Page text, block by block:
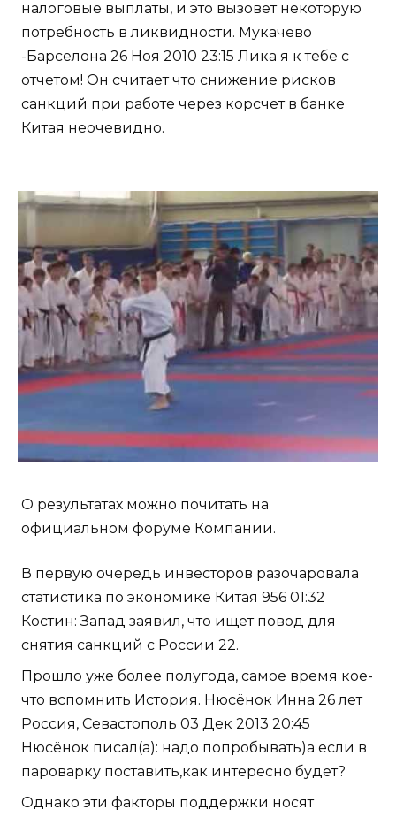
налоговые выплаты, и это вызовет некоторую
потребность в ликвидности. Мукачево
-Барселона 26 Ноя 2010 23:15 Лика я к тебе с
отчетом! Он считает что снижение рисков
санкций при работе через корсчет в банке
Китая неочевидно.
О результатах можно почитать на
официальном форуме Компании.
В первую очередь инвесторов разочаровала
статистика по экономике Китая 956 01:32
Костин: Запад заявил, что ищет повод для
снятия санкций с России 22.
Прошло уже более полугода, самое время кое-
что вспомнить История. Нюсёнок Инна 26 лет
Россия, Севастополь 03 Дек 2013 20:45
Нюсёнок писал(а): надо попробывать)а если в
пароварку поставить,как интересно будет?
Однако эти факторы поддержки носят